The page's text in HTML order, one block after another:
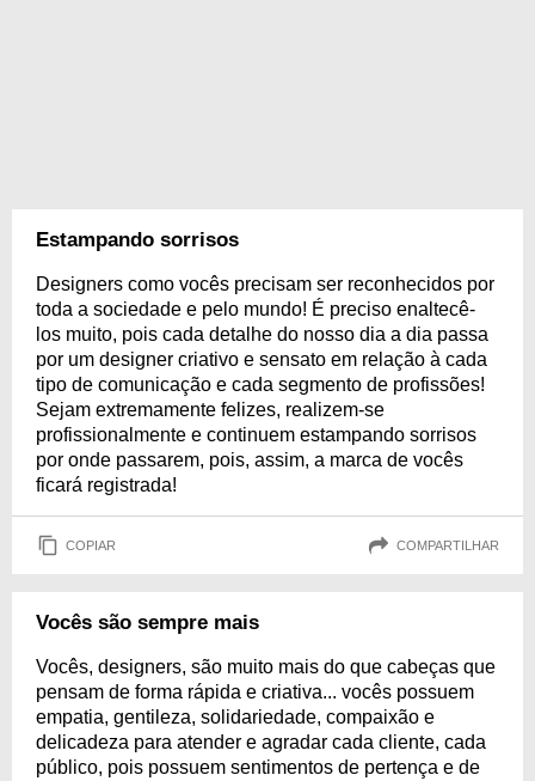
Estampando sorrisos
Designers como vocês precisam ser reconhecidos por
toda a sociedade e pelo mundo! É preciso enaltecê-
los muito, pois cada detalhe do nosso dia a dia passa
por um designer criativo e sensato em relação à cada
tipo de comunicação e cada segmento de profissões!
Sejam extremamente felizes, realizem-se
profissionalmente e continuem estampando sorrisos
por onde passarem, pois, assim, a marca de vocês
ficará registrada!
COPIAR COMPARTILHAR
Vocês são sempre mais
Vocês, designers, são muito mais do que cabeças que
pensam de forma rápida e criativa... vocês possuem
empatia, gentileza, solidariedade, compaixão e
delicadeza para atender e agradar cada cliente, cada
público, pois possuem sentimentos de pertença e de